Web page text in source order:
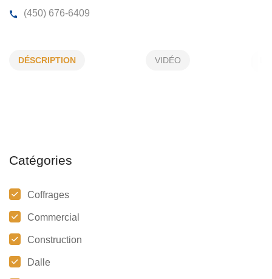
COFFRAGES JACQUES CONSTANT
DÉSCRIPTION VIDÉO
Catégories
Coffrages
Commercial
Construction
Dalle